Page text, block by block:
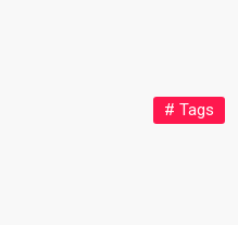
BPN Banten Antar Langsung...
# Tags
Transformasi